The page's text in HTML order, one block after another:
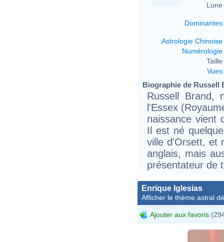
Lune
Dominantes
Astrologie Chinoise
Numérologie
Taille
Vues
Biographie de Russell
Russell
l'Essex
naissance vient
Il est né
ville d'Orsett, et
anglais, mais
présentateur de
Enrique Iglesias
Afficher le thème astral
Ajouter aux favoris